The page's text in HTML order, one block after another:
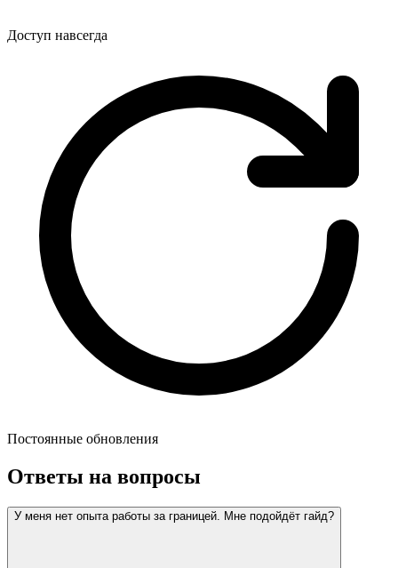
Доступ навсегда
Постоянные обновления
Ответы на вопросы
У меня нет опыта работы за границей. Мне подойдёт гайд?